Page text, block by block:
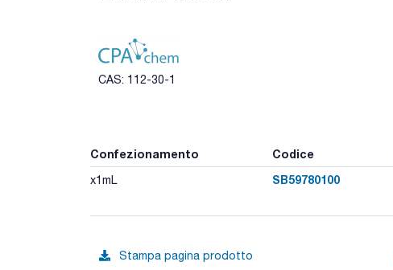
CAS: 112-30-1
Confezionamento Codice
x1mL SB59780100
Stampa pagina prodotto